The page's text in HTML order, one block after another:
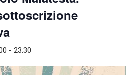
-23:30